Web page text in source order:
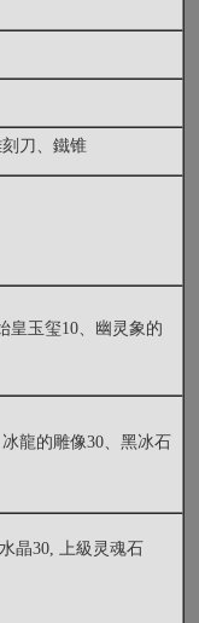
刻刀、鐵锥
皇玉玺10、幽灵象的
龍的雕像30、黑冰石
晶30, 上級灵魂石